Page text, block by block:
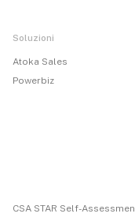
Soluzioni
Atoka Sales
Powerbiz
CSA STAR Self-